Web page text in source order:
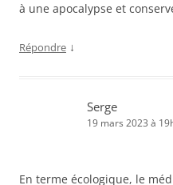
à une apocalypse et
Répondre ↓
Serge
19 mars 2023 à
En terme écologique, le